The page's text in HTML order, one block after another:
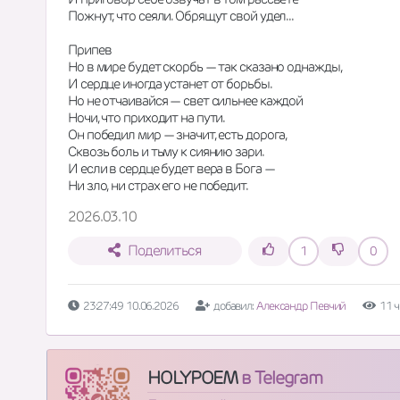
Пожнут, что сеяли. Обрящут свой удел...
Припев
Но в мире будет скорбь — так сказано однажды,
И сердце иногда устанет от борьбы.
Но не отчаивайся — свет сильнее каждой
Ночи, что приходит на пути.
Он победил мир — значит, есть дорога,
Сквозь боль и тьму к сиянию зари.
И если в сердце будет вера в Бога —
Ни зло, ни страх его не победит.
2026.03.10
Поделиться
1 0
23:27:49 10.06.2026 добавил:Александр Певчий 11
HOLYPOEMв Telegram